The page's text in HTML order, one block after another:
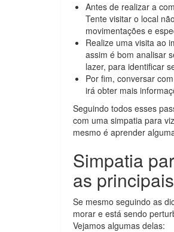
Antes de realizar a
Tente visitar o local
movimentações e
Realize uma visita ao
assim é bom analisar
lazer, para identificar
Por fim, conversar
irá obter mais
Seguindo todos esses
com uma simpatia para
mesmo é aprender
Simpatia
as principais
Se mesmo seguindo as
morar e está sendo
Vejamos algumas delas: